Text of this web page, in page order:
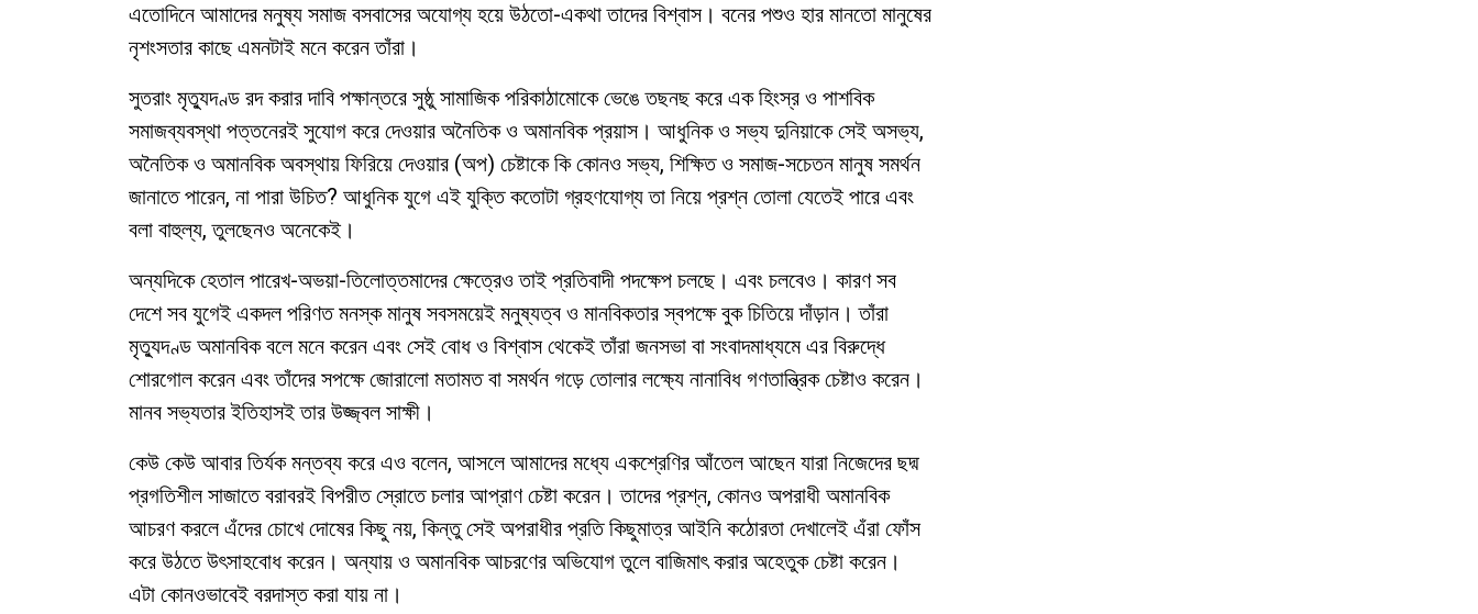
এতোদিনে আমাদের মনুষ্য সমাজ বসবাসের অযোগ্য হয়ে উঠতো-একথা তাদের বিশ্বাস। বনের পশুও হার মানতো মানুষের
নৃশংসতার কাছে এমনটাই মনে করেন তাঁরা।
সুতরাং মৃত্যুদণ্ড রদ করার দাবি পক্ষান্তরে সুষ্ঠু সামাজিক পরিকাঠামোকে ভেঙে তছনছ করে এক হিংস্র ও পাশবিক
সমাজব্যবস্থা পত্তনেরই সুযোগ করে দেওয়ার অনৈতিক ও অমানবিক প্রয়াস। আধুনিক ও সভ্য দুনিয়াকে সেই অসভ্য,
অনৈতিক ও অমানবিক অবস্থায় ফিরিয়ে দেওয়ার (অপ) চেষ্টাকে কি কোনও সভ্য, শিক্ষিত ও সমাজ-সচেতন মানুষ সমর্থন
জানাতে পারেন, না পারা উচিত? আধুনিক যুগে এই যুক্তি কতোটা গ্রহণযোগ্য তা নিয়ে প্রশ্ন তোলা যেতেই পারে এবং
বলা বাহুল্য, তুলছেনও অনেকেই।
অন্যদিকে হেতাল পারেখ-অভয়া-তিলোত্তমাদের ক্ষেত্রেও তাই প্রতিবাদী পদক্ষেপ চলছে। এবং চলবেও। কারণ সব
দেশে সব যুগেই একদল পরিণত মনস্ক মানুষ সবসময়েই মনুষ্যত্ব ও মানবিকতার স্বপক্ষে বুক চিতিয়ে দাঁড়ান। তাঁরা
মৃত্যুদণ্ড অমানবিক বলে মনে করেন এবং সেই বোধ ও বিশ্বাস থেকেই তাঁরা জনসভা বা সংবাদমাধ্যমে এর বিরুদ্ধে
শোরগোল করেন এবং তাঁদের সপক্ষে জোরালো মতামত বা সমর্থন গড়ে তোলার লক্ষ্যে নানাবিধ গণতান্ত্রিক চেষ্টাও করেন।
মানব সভ্যতার ইতিহাসই তার উজ্জ্বল সাক্ষী।
কেউ কেউ আবার তির্যক মন্তব্য করে এও বলেন, আসলে আমাদের মধ্যে একশ্রেণির আঁতেল আছেন যারা নিজেদের ছদ্ম
প্রগতিশীল সাজাতে বরাবরই বিপরীত স্রোতে চলার আপ্রাণ চেষ্টা করেন। তাদের প্রশ্ন, কোনও অপরাধী অমানবিক
আচরণ করলে এঁদের চোখে দোষের কিছু নয়, কিন্তু সেই অপরাধীর প্রতি কিছুমাত্র আইনি কঠোরতা দেখালেই এঁরা ফোঁস
করে উঠতে উৎসাহবোধ করেন। অন্যায় ও অমানবিক আচরণের অভিযোগ তুলে বাজিমাৎ করার অহেতুক চেষ্টা করেন।
এটা কোনওভাবেই বরদাস্ত করা যায় না।